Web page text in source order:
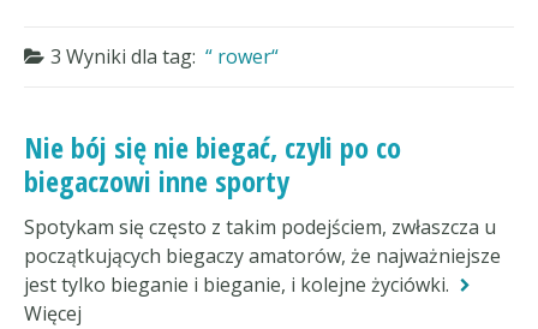
3 Wyniki dla tag: rower
Nie bój się nie biegać, czyli po co
biegaczowi inne sporty
Spotykam się często z takim podejściem, zwłaszcza u
początkujących biegaczy amatorów, że najważniejsze
jest tylko bieganie i bieganie, i kolejne życiówki.
Więcej